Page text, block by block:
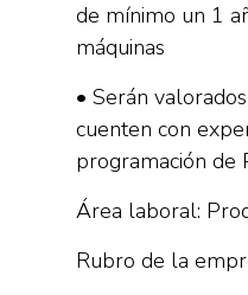
de mínimo un 1
máquinas
• Serán
cuenten con
programación de
Área laboral:
Rubro de la